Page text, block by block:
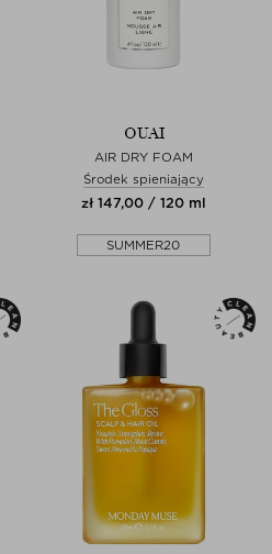
OUAI
AIR DRY FOAM
Środek spieniający
zł 147,00 / 120 ml
SUMMER20